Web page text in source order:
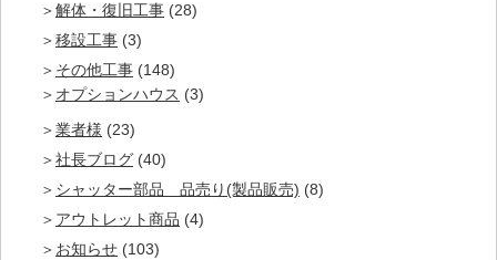
解体・復旧工事 (28)
移設工事 (3)
その他工事 (148)
オプションハウス (3)
業者様 (23)
社長ブログ (40)
シャッター部品 品売り(製品販売) (8)
アウトレット商品 (4)
お知らせ (103)